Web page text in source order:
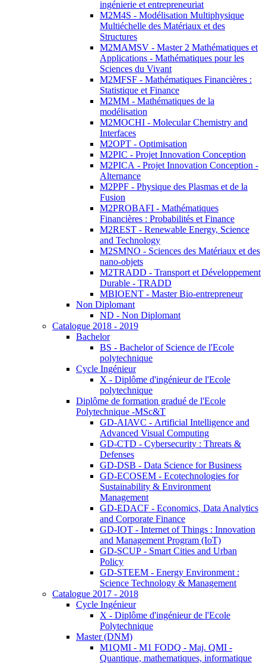
ingénierie et entrepreneuriat
M2M4S - Modélisation Multiphysique
Multiéchelle des Matériaux et des
Structures
M2MAMSV - Master 2 Mathématiques et
Applications - Mathématiques pour les
Sciences du Vivant
M2MFSF - Mathématiques Financières :
Statistique et Finance
M2MM - Mathématiques de la
modélisation
M2MOCHI - Molecular Chemistry and
Interfaces
M2OPT - Optimisation
M2PIC - Projet Innovation Conception
M2PICA - Projet Innovation Conception -
Alternance
M2PPF - Physique des Plasmas et de la
Fusion
M2PROBAFI - Mathématiques
Financières : Probabilités et Finance
M2REST - Renewable Energy, Science
and Technology
M2SMNO - Sciences des Matériaux et des
nano-objets
M2TRADD - Transport et Développement
Durable - TRADD
MBIOENT - Master Bio-entrepreneur
Non Diplomant
ND - Non Diplomant
Catalogue 2018 - 2019
Bachelor
BS - Bachelor of Science de l'Ecole
polytechnique
Cycle Ingénieur
X - Diplôme d'ingénieur de l'Ecole
polytechnique
Diplôme de formation gradué de l'Ecole
Polytechnique -MSc&T
GD-AIAVC - Artificial Intelligence and
Advanced Visual Computing
GD-CTD - Cybersecurity : Threats &
Defenses
GD-DSB - Data Science for Business
GD-ECOSEM - Ecotechnologies for
Sustainability & Environment
Management
GD-EDACF - Economics, Data Analytics
and Corporate Finance
GD-IOT - Internet of Things : Innovation
and Management Program (IoT)
GD-SCUP - Smart Cities and Urban
Policy
GD-STEEM - Energy Environment :
Science Technology & Management
Catalogue 2017 - 2018
Cycle Ingénieur
X - Diplôme d'ingénieur de l'Ecole
Polytechnique
Master (DNM)
M1QMI - M1 FODQ - Maj. QMI -
Quantique, mathematiques, informatique